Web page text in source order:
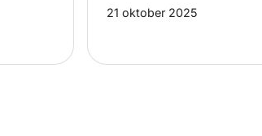
21 oktober 2025